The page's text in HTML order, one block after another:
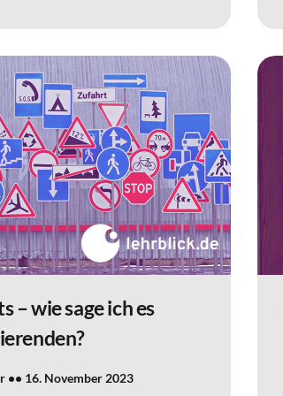
– wie sage ich es
16. November 2023